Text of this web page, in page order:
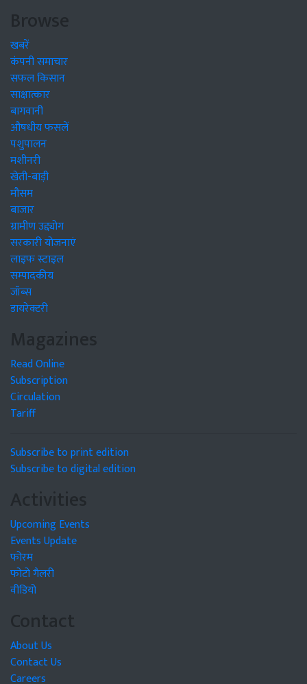
Browse
खबरें
कंपनी समाचार
सफल किसान
साक्षात्कार
बागवानी
औषधीय फसलें
पशुपालन
मशीनरी
खेती-बाड़ी
मौसम
बाजार
ग्रामीण उद्द्योग
सरकारी योजनाएं
लाइफ स्टाइल
सम्पादकीय
जॉब्स
डायरेक्टरी
Magazines
Read Online
Subscription
Circulation
Tariff
Subscribe to print edition
Subscribe to digital edition
Activities
Upcoming Events
Events Update
फोरम
फोटो गैलरी
वीडियो
Contact
About Us
Contact Us
Careers